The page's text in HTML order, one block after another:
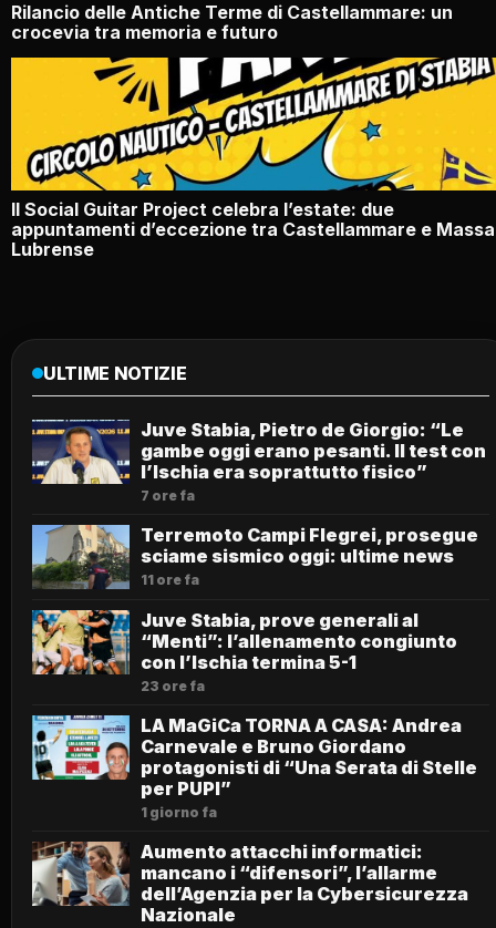
Rilancio delle Antiche Terme di Castellammare: un
crocevia tra memoria e futuro
Il Social Guitar Project celebra l’estate: due
appuntamenti d’eccezione tra Castellammare e Massa
Lubrense
ULTIME NOTIZIE
Juve Stabia, Pietro de Giorgio: “Le
gambe oggi erano pesanti. Il test con
l’Ischia era soprattutto fisico”
7 ore fa
Terremoto Campi Flegrei, prosegue
sciame sismico oggi: ultime news
11 ore fa
Juve Stabia, prove generali al
“Menti”: l’allenamento congiunto
con l’Ischia termina 5-1
23 ore fa
LA MaGiCa TORNA A CASA: Andrea
Carnevale e Bruno Giordano
protagonisti di “Una Serata di Stelle
per PUPI”
1 giorno fa
Aumento attacchi informatici:
mancano i “difensori”, l’allarme
dell’Agenzia per la Cybersicurezza
Nazionale